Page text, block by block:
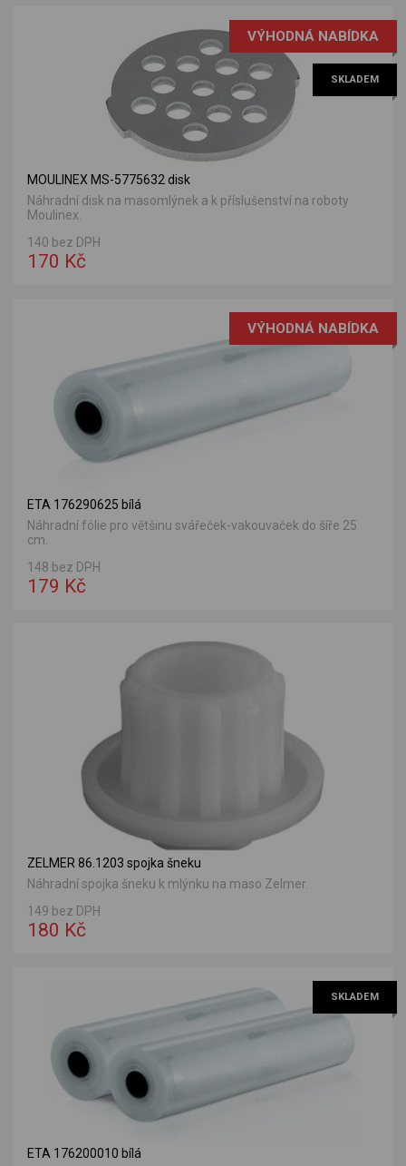
VÝHODNÁ NABÍDKA
SKLADEM
MOULINEX MS-5775632 disk
Náhradní disk na masomlýnek a k příslušenství na roboty
Moulinex.
140 bez DPH
170 Kč
VÝHODNÁ NABÍDKA
ETA 176290625 bílá
Náhradní fólie pro většinu svářeček-vakouvaček do šíře 25
cm.
148 bez DPH
179 Kč
ZELMER 86.1203 spojka šneku
Náhradní spojka šneku k mlýnku na maso Zelmer.
149 bez DPH
180 Kč
SKLADEM
ETA 176200010 bílá